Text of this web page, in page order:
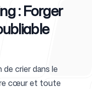
: Forger
crier dans le
cœur et toute